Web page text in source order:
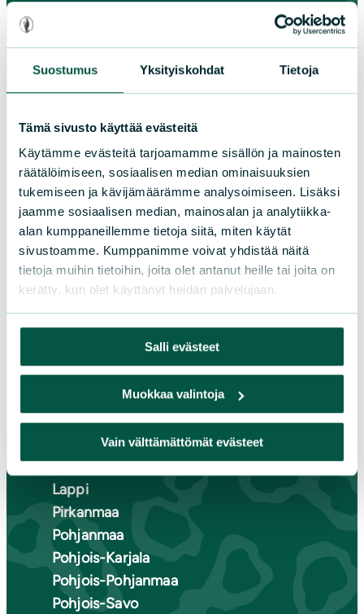
Suostumus Yksityiskohdat Tietoja
Tämä sivusto käyttää evästeitä
Käytämme evästeitä tarjoamamme sisällön ja mainosten
räätälöimiseen, sosiaalisen median ominaisuuksien
tukemiseen ja kävijämäärämme analysoimiseen. Lisäksi
jaamme sosiaalisen median, mainosalan ja analytiikka-
alan kumppaneillemme tietoja siitä, miten käytät
sivustoamme. Kumppanimme voivat yhdistää näitä
tietoja muihin tietoihin, joita olet antanut heille tai joita on
kerätty, kun olet käyttänyt heidän palvelujaan.
Salli evästeet
Muokkaa valintoja
Vain välttämättömät evästeet
Paikallistoiminta
Liity jäseneksi
Piirit ja yhdistykset
LIITY JÄSENEKSI
Suomen luonnonsuojeluliiton
piirit
Etelä-Karjala
Etelä-Savo
Kainuu
Keski-Suomi
Kymenlaakso
Lappi
Pirkanmaa
Pohjanmaa
Pohjois-Karjala
Pohjois-Pohjanmaa
Pohjois-Savo